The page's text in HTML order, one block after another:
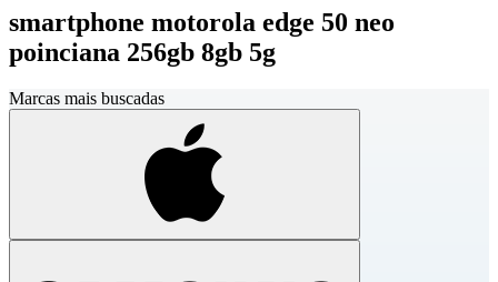
smartphone motorola edge 50 neo
poinciana 256gb 8gb 5g
Marcas mais buscadas